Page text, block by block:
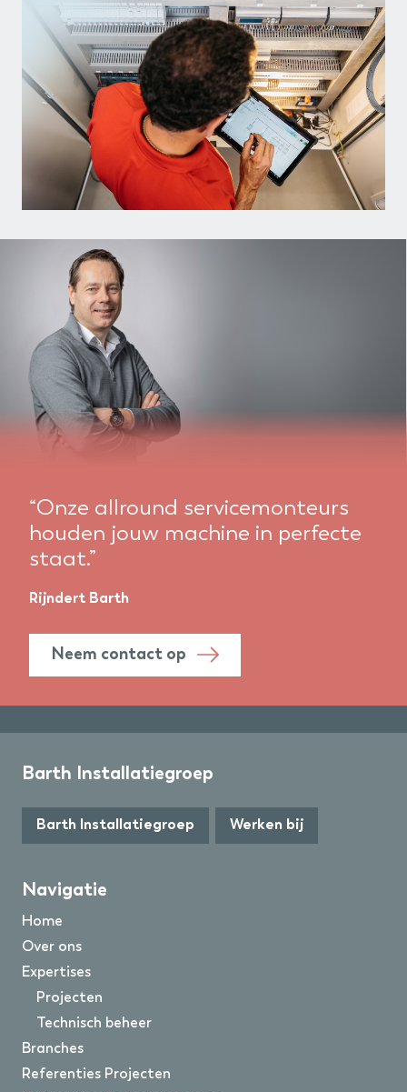
“Onze allround servicemonteurs
houden jouw machine in perfecte
staat.”
Rijndert Barth
Neem contact op
Barth Installatiegroep
Barth Installatiegroep Werken bij
Navigatie
Home
Over ons
Expertises
Projecten
Technisch beheer
Branches
Referenties Projecten